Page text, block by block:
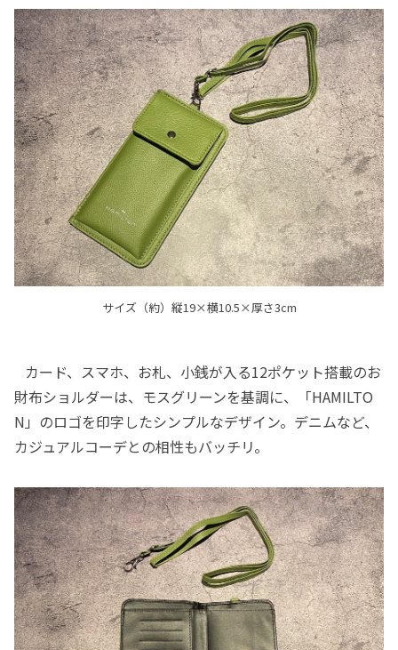
サイズ（約）縦19×横10.5×厚さ3cm
カード、スマホ、お札、小銭が入る12ポケット搭載のお
財布ショルダーは、モスグリーンを基調に、「HAMILTO
N」のロゴを印字したシンプルなデザイン。デニムなど、
カジュアルコーデとの相性もバッチリ。